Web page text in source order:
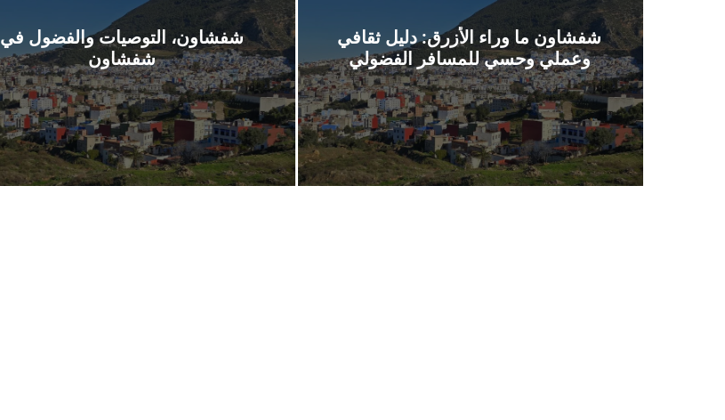
شفشاون ما وراء الأزرق: دليل ثقافي
وعملي وحسي للمسافر الفضولي
شفشاون، التوصيات والفضول في
شفشاون